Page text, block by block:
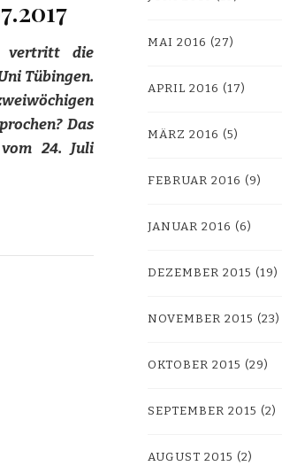
vertritt die
Tübingen.
Das
24. Juli
MAI 2016 (27)
APRIL 2016 (17)
MÄRZ 2016 (5)
FEBRUAR 2016 (9)
JANUAR 2016 (6)
DEZEMBER 2015 (19)
NOVEMBER 2015 (23)
OKTOBER 2015 (29)
SEPTEMBER 2015 (2)
AUGUST 2015 (2)